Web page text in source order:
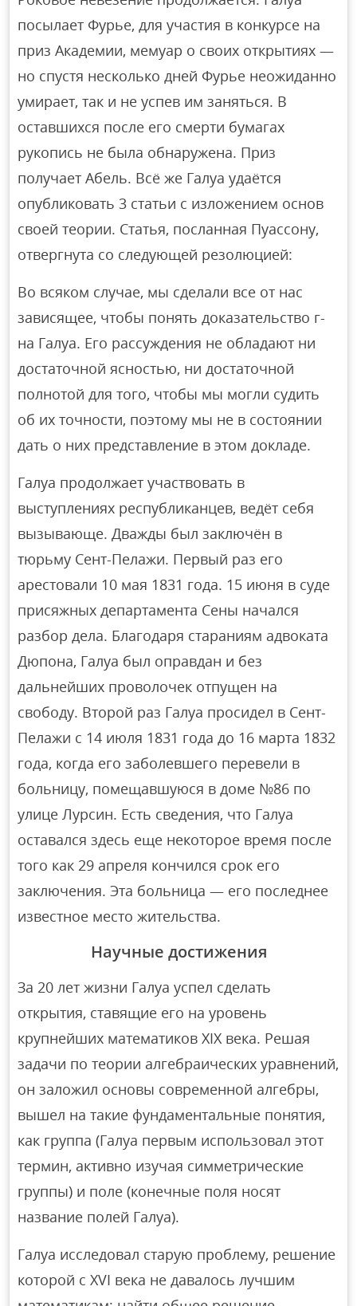
посылает Фурье, для участия в конкурсе на
приз Академии, мемуар о своих открытиях —
но спустя несколько дней Фурье неожиданно
умирает, так и не успев им заняться. В
оставшихся после его смерти бумагах
рукопись не была обнаружена. Приз
получает Абель. Всё же Галуа удаётся
опубликовать 3 статьи с изложением основ
своей теории. Статья, посланная Пуассону,
отвергнута со следующей резолюцией:
Во всяком случае, мы сделали все от нас
зависящее, чтобы понять доказательство г-
на Галуа. Его рассуждения не обладают ни
достаточной ясностью, ни достаточной
полнотой для того, чтобы мы могли судить
об их точности, поэтому мы не в состоянии
дать о них представление в этом докладе.
Галуа продолжает участвовать в
выступлениях республиканцев, ведёт себя
вызывающе. Дважды был заключён в
тюрьму Сент-Пелажи. Первый раз его
арестовали 10 мая 1831 года. 15 июня в суде
присяжных департамента Сены начался
разбор дела. Благодаря стараниям адвоката
Дюпона, Галуа был оправдан и без
дальнейших проволочек отпущен на
свободу. Второй раз Галуа просидел в Сент-
Пелажи с 14 июля 1831 года до 16 марта 1832
года, когда его заболевшего перевели в
больницу, помещавшуюся в доме №86 по
улице Лурсин. Есть сведения, что Галуа
оставался здесь еще некоторое время после
того как 29 апреля кончился срок его
заключения. Эта больница — его последнее
известное место жительства.
Научные достижения
За 20 лет жизни Галуа успел сделать
открытия, ставящие его на уровень
крупнейших математиков XIX века. Решая
задачи по теории алгебраических уравнений,
он заложил основы современной алгебры,
вышел на такие фундаментальные понятия,
как группа (Галуа первым использовал этот
термин, активно изучая симметрические
группы) и поле (конечные поля носят
название полей Галуа).
Галуа исследовал старую проблему, решение
которой с XVI века не давалось лучшим